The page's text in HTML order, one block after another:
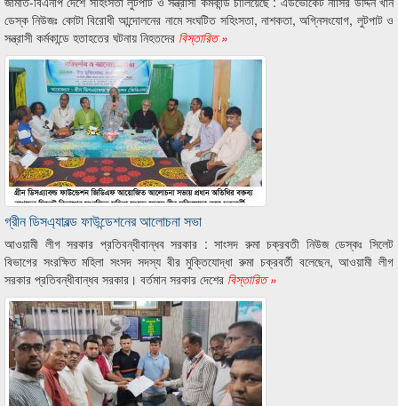
ডেস্ক নিউজঃ কোটা বিরোধী আন্দোলনের নামে সংঘটিত সহিংসতা, নাশকতা, অগ্নিসংযোগ, লুটপাট ও
সন্ত্রাসী কর্মকান্ডে হতাহতের ঘটনায় নিহতদের বিস্তারিত »
গ্রীন ডিসএ্যাবল্ড ফাউন্ডেশনের আলোচনা সভা
আওয়ামী লীগ সরকার প্রতিবন্ধীবান্ধব সরকার : সাংসদ রুমা চক্রবতী নিউজ ডেস্কঃ সিলেট
বিভাগের সংরক্ষিত মহিলা সংসদ সদস্য বীর মুক্তিযোদ্ধা রুমা চক্রবর্তী বলেছেন, আওয়ামী লীগ
সরকার প্রতিবন্ধীবান্ধব সরকার। বর্তমান সরকার দেশের বিস্তারিত »